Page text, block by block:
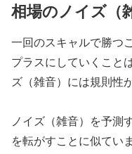
相場のノイズ（
一回のスキャルで勝つ
プラスにしていくこと
ズ（雑音）には規則性
ノイズ（雑音）を予測
を転がすことに似てい